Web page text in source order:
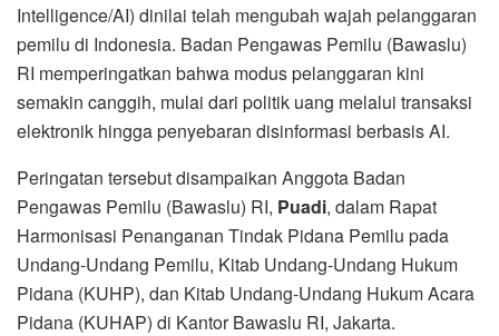
Intelligence/AI) dinilai telah mengubah wajah pelanggaran
pemilu di Indonesia. Badan Pengawas Pemilu (Bawaslu)
RI memperingatkan bahwa modus pelanggaran kini
semakin canggih, mulai dari politik uang melalui transaksi
elektronik hingga penyebaran disinformasi berbasis AI.
Peringatan tersebut disampaikan Anggota Badan
Pengawas Pemilu (Bawaslu) RI, Puadi, dalam Rapat
Harmonisasi Penanganan Tindak Pidana Pemilu pada
Undang-Undang Pemilu, Kitab Undang-Undang Hukum
Pidana (KUHP), dan Kitab Undang-Undang Hukum Acara
Pidana (KUHAP) di Kantor Bawaslu RI, Jakarta.